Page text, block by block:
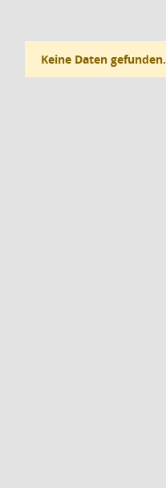
Keine Daten gefunden.